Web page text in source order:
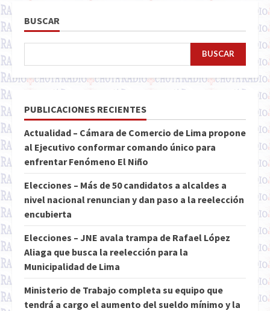
BUSCAR
BUSCAR
PUBLICACIONES RECIENTES
Actualidad – Cámara de Comercio de Lima propone
al Ejecutivo conformar comando único para
enfrentar Fenómeno El Niño
Elecciones – Más de 50 candidatos a alcaldes a
nivel nacional renuncian y dan paso a la reelección
encubierta
Elecciones – JNE avala trampa de Rafael López
Aliaga que busca la reelección para la
Municipalidad de Lima
Ministerio de Trabajo completa su equipo que
tendrá a cargo el aumento del sueldo mínimo y la